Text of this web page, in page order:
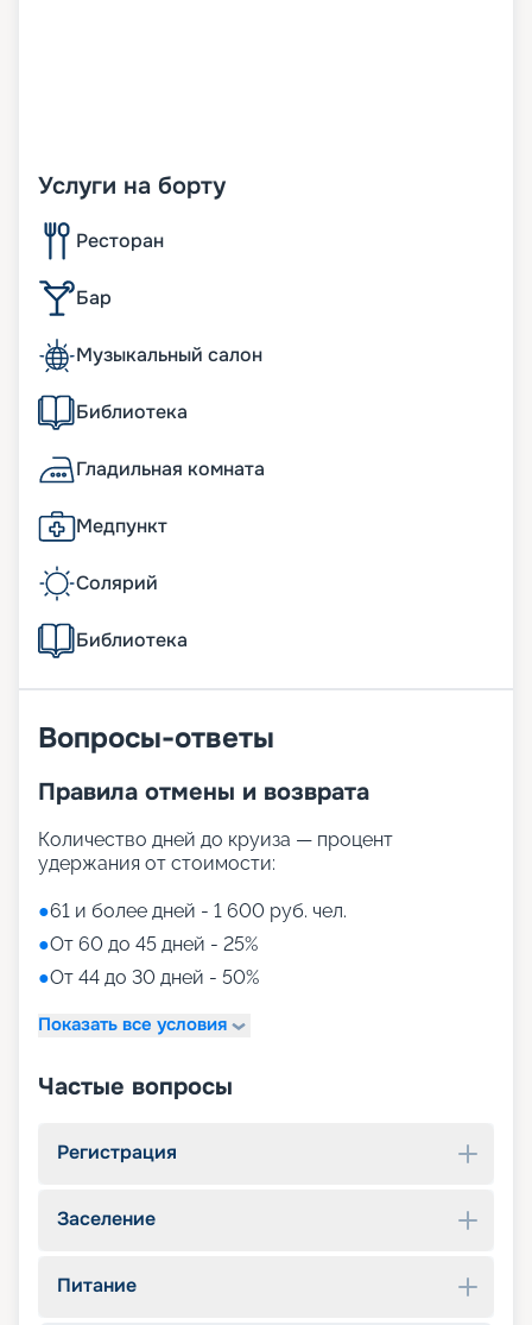
Услуги на борту
Ресторан
Бар
Музыкальный салон
Библиотека
Гладильная комната
Медпункт
Солярий
Библиотека
Вопросы-ответы
Правила отмены и возврата
Количество дней до круиза — процент
удержания от стоимости:
●61 и более дней - 1 600 руб. чел.
●От 60 до 45 дней - 25%
●От 44 до 30 дней - 50%
Показать все условия
Частые вопросы
Регистрация
Заселение
Питание